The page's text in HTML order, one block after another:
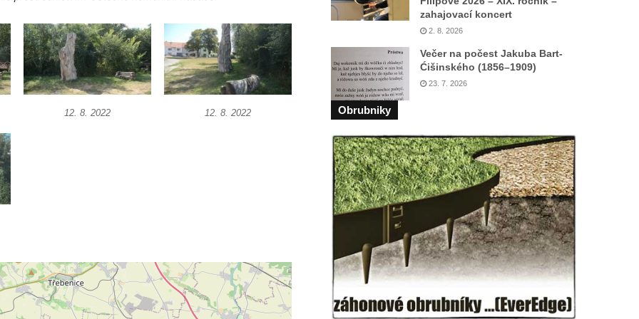
12. 8. 2022 12. 8. 2022
zahajovací koncert
2. 8. 2026
Večer na počest Jakuba Bart-
Ćišinského (1856–1909)
23. 7. 2026
Obrubniky